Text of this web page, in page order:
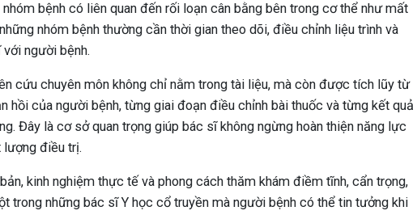
bệnh có liên quan đến rối loạn cân bằng bên trong cơ thể như mất
nhóm bệnh thường cần thời gian theo dõi, điều chỉnh liệu trình và
người bệnh.
cứu chuyên môn không chỉ nằm trong tài liệu, mà còn được tích lũy từ
hồi của người bệnh, từng giai đoạn điều chỉnh bài thuốc và từng kết quả
Đây là cơ sở quan trọng giúp bác sĩ không ngừng hoàn thiện năng lực
lượng điều trị.
kinh nghiệm thực tế và phong cách thăm khám điềm tĩnh, cẩn trọng,
trong những bác sĩ Y học cổ truyền mà người bệnh có thể tin tưởng khi